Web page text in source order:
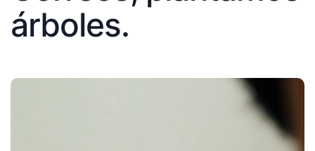
árboles.